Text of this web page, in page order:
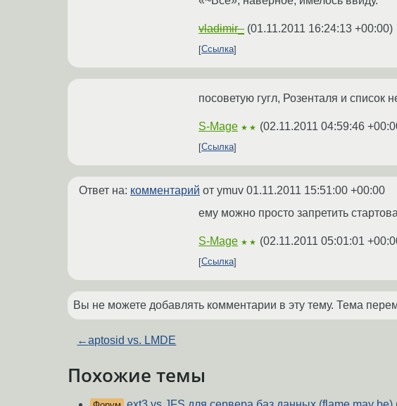
vladimir_ (01.11.2011 16:24:13 +00:00)
Ссылка
посоветую гугл, Розенталя и список
S-Mage ★★ (02.11.2011 04:59:46
Ссылка
Ответ на: комментарий от ymuv 01.11.2011 15:51:00 +00:00
ему можно просто запретить
S-Mage ★★ (02.11.2011 05:01:01
Ссылка
Вы не можете добавлять комментарии в эту тему. Тема
←aptosid vs. LMDE
Похожие темы